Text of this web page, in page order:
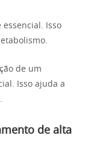
essencial. Isso
de um
Isso ajuda a
de alta